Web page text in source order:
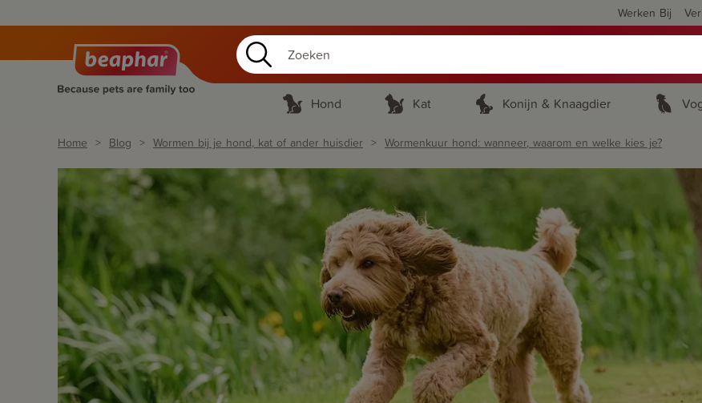
Werken Bij
Hond Kat Konijn & Knaagdier
Home Blog Wormen bij je hond, kat of ander huisdier Wormenkuur hond: wanneer, waarom en welke kies je?